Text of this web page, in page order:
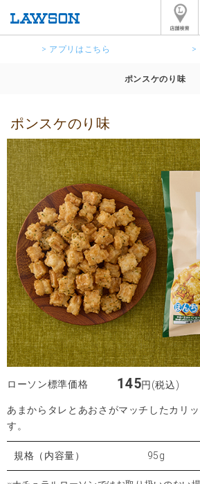
> アプリはこちら >
ポンスケのり味
ポンスケのり味
ローソン標準価格 145円(税込)
あまからタレとあおさがマッチしたカリ
す。
規格（内容量） 95g